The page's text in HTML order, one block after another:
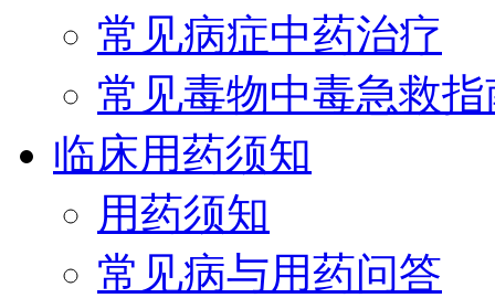
常见病症中药治疗
常见毒物中毒急救指
临床用药须知
用药须知
常见病与用药问答